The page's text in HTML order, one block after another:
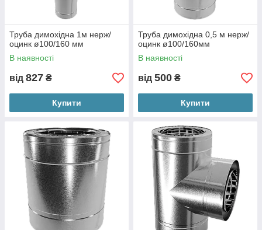
Труба димохідна 1м нерж/
оцинк ø100/160 мм
В наявності
від 827 ₴
Купити
Труба димохідна 0,5 м нерж/
оцинк ø100/160мм
В наявності
від 500 ₴
Купити